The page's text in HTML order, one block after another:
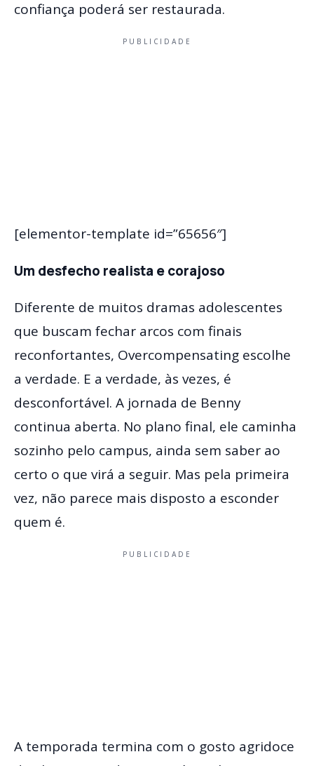
confiança poderá ser restaurada.
PUBLICIDADE
[elementor-template id=”65656″]
Um desfecho realista e corajoso
Diferente de muitos dramas adolescentes
que buscam fechar arcos com finais
reconfortantes, Overcompensating escolhe
a verdade. E a verdade, às vezes, é
desconfortável. A jornada de Benny
continua aberta. No plano final, ele caminha
sozinho pelo campus, ainda sem saber ao
certo o que virá a seguir. Mas pela primeira
vez, não parece mais disposto a esconder
quem é.
PUBLICIDADE
A temporada termina com o gosto agridoce